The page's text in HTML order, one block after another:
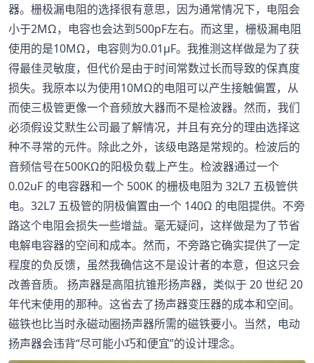
器。栅极漏电阻的选择很有意思，因为通常情况下，电阻会
小于2MΩ，电容也会达到500pF左右。而这里，栅极漏电阻
使用的是10MΩ，电容则为0.01μF。我推测这样做是为了获
得最佳灵敏度，但代价是由于时间常数过长而导致的保真度
损失。我原本以为使用10MΩ的电阻可以产生接触偏置，从
而使三极管更像一个音频放大器而不是检波器。然而，我们
必须假设艾默生公司最了解情况，并且有充分的理由选择这
种不寻常的元件。除此之外，该级电路是常规的。检波后的
音频信号在500KΩ的阳极负载上产生。检波器通过一个
0.02uF 的电容器和一个 500K 的栅极电阻为 32L7 五极管供
电。32L7 五极管的阴极偏置由一个 140Ω 的电阻提供。不旁
路这个电阻会损失一些增益。毫无疑问，这样做是为了节省
电解电容器的空间和成本。然而，不旁路它确实提供了一定
程度的负反馈，虽然我确信这不是设计者的本意，但这只会
改善音质。 扬声器是高阻抗锥形扬声器，类似于 20 世纪 20
年代末使用的那种。这省去了扬声器变压器的成本和空间。
磁铁也比当时永磁动圈扬声器所需的磁铁要小。当然，电动
扬声器会违背“尽可能小巧和便宜”的设计理念。